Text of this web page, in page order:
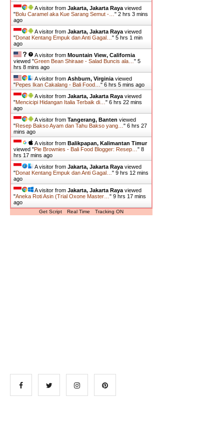
A visitor from Jakarta, Jakarta Raya viewed
"Bolu Caramel aka Kue Sarang Semut -… " 2 hrs 3 mins
ago
A visitor from Jakarta, Jakarta Raya viewed
"Donat Kentang Empuk dan Anti Gagal… " 5 hrs 1 min
ago
A visitor from Mountain View, California
viewed "Green Bean Shiraae - Salad Buncis ala… " 5
hrs 8 mins ago
A visitor from Ashburn, Virginia viewed
"Pepes Ikan Cakalang - Bali Food… " 6 hrs 5 mins ago
A visitor from Jakarta, Jakarta Raya viewed
"Mencicipi Hidangan Italia Terbaik di… " 6 hrs 22 mins
ago
A visitor from Tangerang, Banten viewed
"Resep Bakso Ayam dan Tahu Bakso yang… " 6 hrs 27
mins ago
A visitor from Balikpapan, Kalimantan Timur
viewed "Pie Brownies - Bali Food Blogger: Resep… " 8
hrs 17 mins ago
A visitor from Jakarta, Jakarta Raya viewed
"Donat Kentang Empuk dan Anti Gagal… " 9 hrs 12 mins
ago
A visitor from Jakarta, Jakarta Raya viewed
"Aneka Roti Asin (Trial Oxone Master… " 9 hrs 17 mins
ago
Get Script Real Time Tracking ON